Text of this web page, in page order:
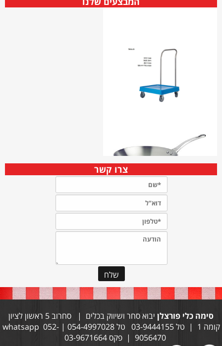
צרו קשר
סימה כלי פורצלן
יבוא סחר ושיווק בכלים | סחרוב 5 ראשון לציון
קומה 1 | טל 03-9444155 טל 054-4997028 | whatsapp 052-
9056470 | פקס 03-9671664